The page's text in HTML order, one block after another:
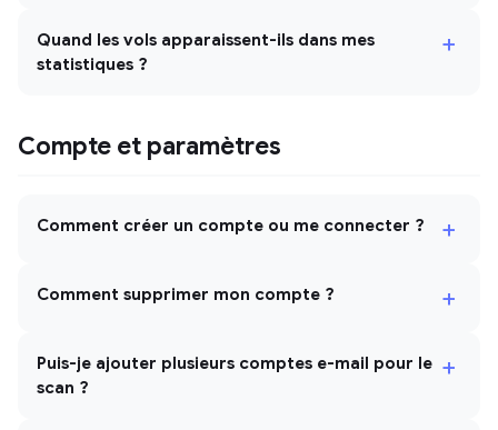
Quand les vols apparaissent-ils dans mes
statistiques ?
+
Compte et paramètres
Comment créer un compte ou me connecter ? +
Comment supprimer mon compte ? +
Puis-je ajouter plusieurs comptes e-mail pour le
scan ?
+